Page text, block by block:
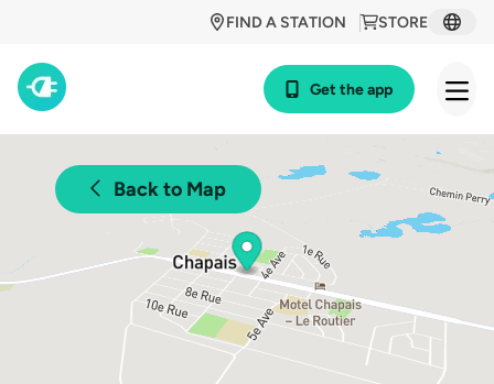
STORE
FIND A STATION
Get the app
Back to Map